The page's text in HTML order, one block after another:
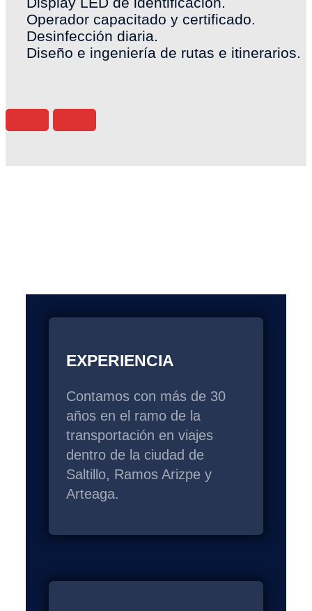
Operador capacitado y certificado.
Desinfección diaria.
Diseño e ingeniería de rutas e itinerarios.
EXPERIENCIA
Contamos con más de 30
años en el ramo de la
transportación en viajes
dentro de la ciudad de
Saltillo, Ramos Arizpe y
Arteaga.